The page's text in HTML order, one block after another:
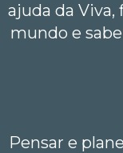
ajuda da
mundo e
Pensar e